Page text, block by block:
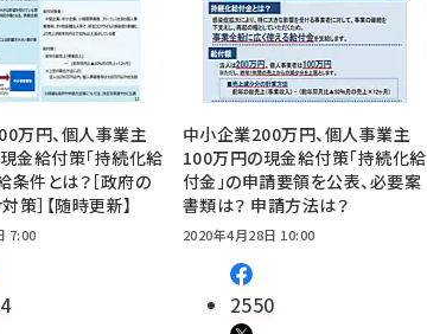
万円、個人事業主
金給付策「持続化給
条件とは？［政府の
策］【随時更新】
7:00
中小企業200万円、個人事業主
100万円の現金給付策「持続化給
付金」の申請要領を公表、必要案
書類は？ 申請方法は？
2020年4月28日 10:00
2550